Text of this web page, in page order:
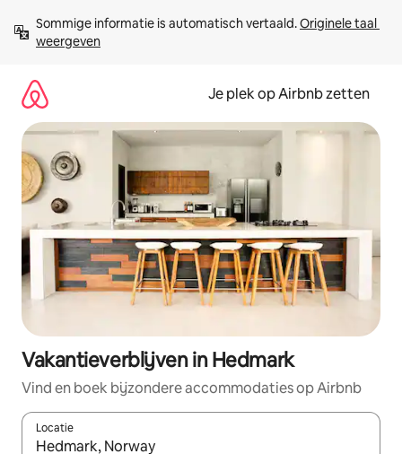
direct
naar
Sommige informatie is automatisch vertaald. Originele taal
weergeven
Je plek op Airbnb zetten
Vakantieverblijven in Hedmark
Vind en boek bijzondere accommodaties op Airbnb
Locatie
Wanneer er resultaten beschikbaar zijn, maak je een keuze